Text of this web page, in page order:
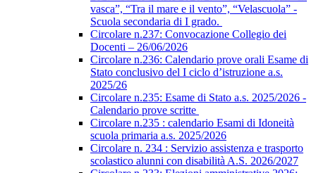
vasca”, “Tra il mare e il vento”, “Velascuola” -
Scuola secondaria di I grado.
Circolare n.237: Convocazione Collegio dei
Docenti – 26/06/2026
Circolare n.236: Calendario prove orali Esame di
Stato conclusivo del I ciclo d’istruzione a.s.
2025/26
Circolare n.235: Esame di Stato a.s. 2025/2026 -
Calendario prove scritte
Circolare n.235 : calendario Esami di Idoneità
scuola primaria a.s. 2025/2026
Circolare n. 234 : Servizio assistenza e trasporto
scolastico alunni con disabilità A.S. 2026/2027